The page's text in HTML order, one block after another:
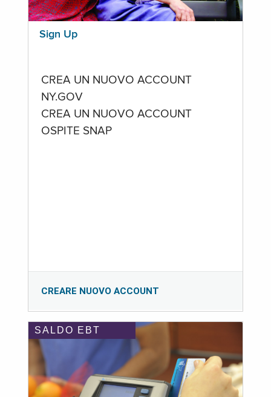
Sign Up
CREA UN NUOVO ACCOUNT
NY.GOV
CREA UN NUOVO ACCOUNT
OSPITE SNAP
CREARE NUOVO ACCOUNT
SALDO EBT